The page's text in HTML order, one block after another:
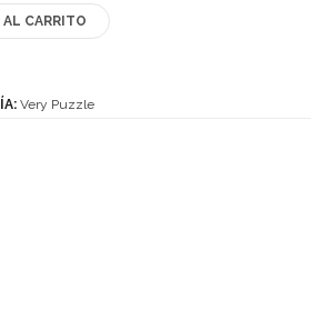
CARRITO
Very Puzzle